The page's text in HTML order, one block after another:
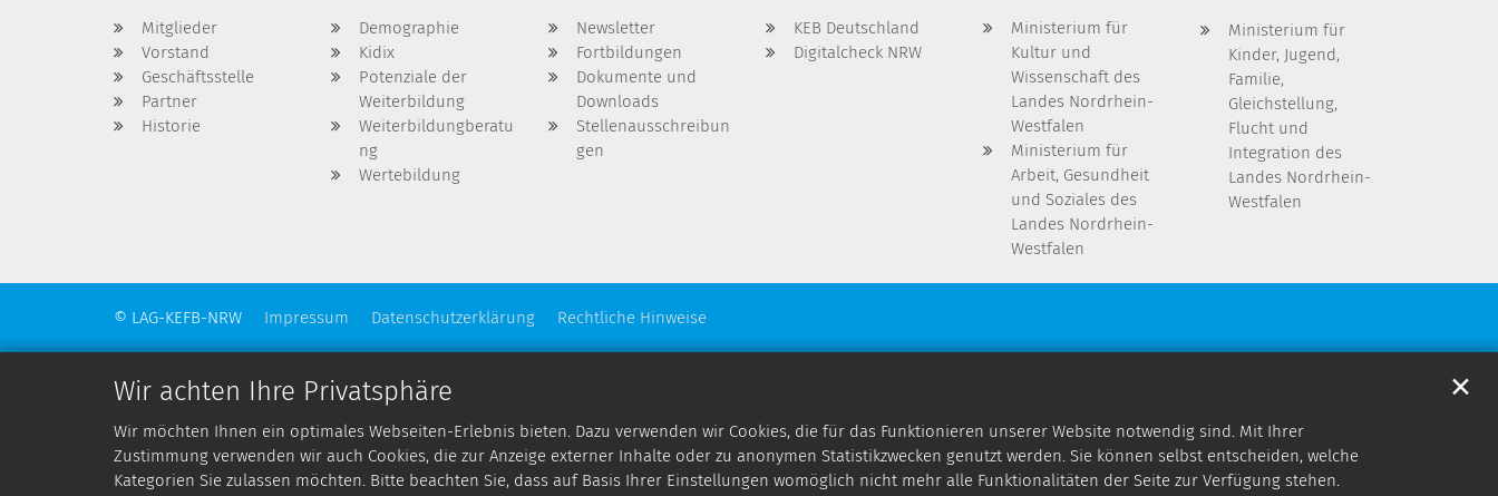
Wir achten Ihre Privatsphäre
Wir möchten Ihnen ein optimales Webseiten-Erlebnis bieten. Dazu verwenden wir Cookies, die für das Funktionieren unserer Website notwendig sind. Mit Ihrer
Zustimmung verwenden wir auch Cookies, die zur Anzeige externer Inhalte oder zu anonymen Statistikzwecken genutzt werden. Sie können selbst entscheiden, welche
Kategorien Sie zulassen möchten. Bitte beachten Sie, dass auf Basis Ihrer Einstellungen womöglich nicht mehr alle Funktionalitäten der Seite zur Verfügung stehen.
✕
Mitglieder
Vorstand
Geschäftsstelle
Partner
Historie
Demographie
Kidix
Potenziale der
Weiterbildung
Weiterbildungberatu
ng
Wertebildung
Newsletter
Fortbildungen
Dokumente und
Downloads
Stellenausschreibun
gen
KEB Deutschland
Digitalcheck NRW
Ministerium für
Kultur und
Wissenschaft des
Landes Nordrhein-
Westfalen
Ministerium für
Arbeit, Gesundheit
und Soziales des
Landes Nordrhein-
Westfalen
Ministerium für
Kinder, Jugend,
Familie,
Gleichstellung,
Flucht und
Integration des
Landes Nordrhein-
Westfalen
© LAG-KEFB-NRW Impressum Datenschutzerklärung Rechtliche Hinweise